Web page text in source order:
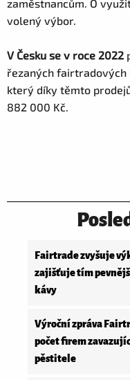
Fairtrade zvyšuje
zajišťuje tím
kávy
Výroční zpráva
počet firem
pěstitele
zaměstnancům. O
volený výbor.
V Česku se v roce 2022
řezaných
který díky těmto
882 000 Kč.